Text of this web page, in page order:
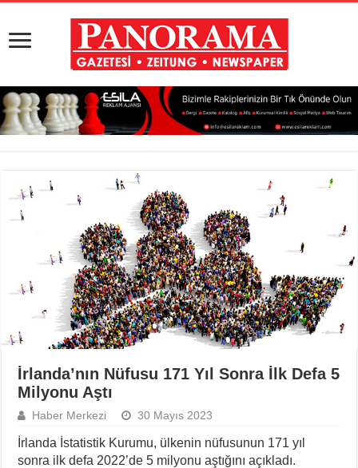
İrlanda’nın Nüfusu 171 Yıl Sonra İlk Defa 5
Milyonu Aştı
Haber Merkezi 30 Mayıs 2023
İrlanda İstatistik Kurumu, ülkenin nüfusunun 171 yıl
sonra ilk defa 2022’de 5 milyonu aştığını açıkladı.